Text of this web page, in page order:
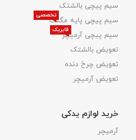
سیم پیچی بالشتک
سیم پیچی پایه مگنت
تخصصی
سیم پیچی آرمیچر
فابریک
تعویض بالشتک​
تعویض چرخ دنده
تعویض آرمیچر
خرید لوازم یدکی
آرمیچر